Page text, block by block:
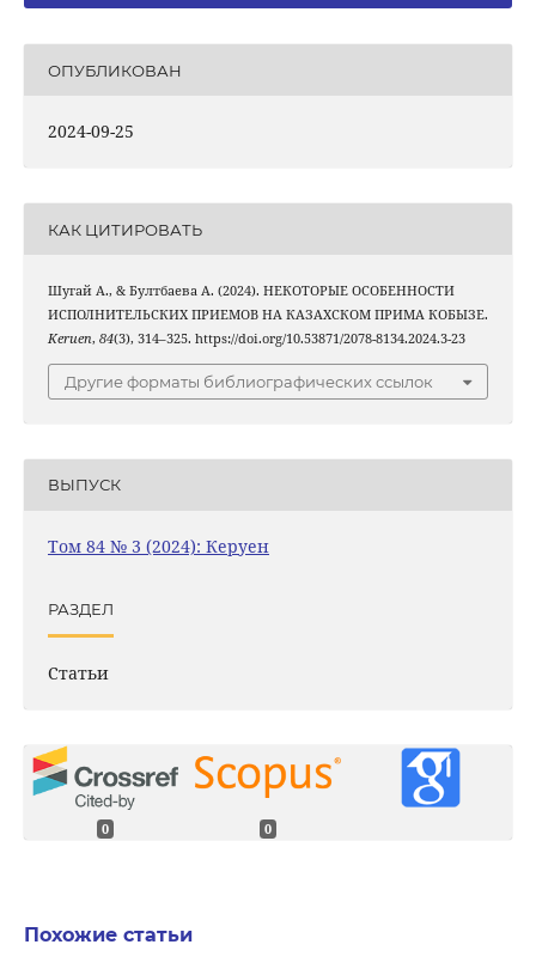
ОПУБЛИКОВАН
2024-09-25
КАК ЦИТИРОВАТЬ
Шугай A., & Бултбаева A. (2024). НЕКОТОРЫЕ ОСОБЕННОСТИ
ИСПОЛНИТЕЛЬСКИХ ПРИЕМОВ НА КАЗАХСКОМ ПРИМА КОБЫЗЕ.
Keruen, 84(3), 314–325. https://doi.org/10.53871/2078-8134.2024.3-23
Другие форматы библиографических ссылок
ВЫПУСК
Том 84 № 3 (2024): Керуен
РАЗДЕЛ
Статьи
0 0
Похожие статьи